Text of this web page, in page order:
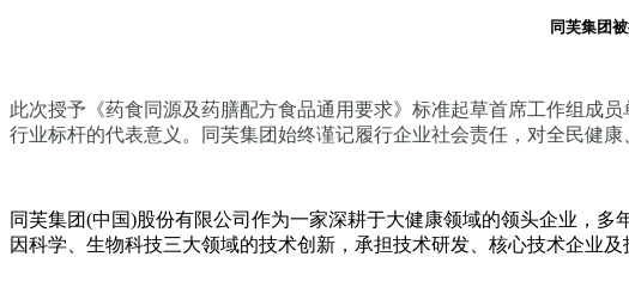
同芙集团
此次授予《药食同源及药膳配方食品通用要求》标准起草首席工作组成
行业标杆的代表意义。同芙集团始终谨记履行企业社会责任，对全民健
同芙集团(中国)股份有限公司作为一家深耕于大健康领域的领头企业，
因科学、生物科技三大领域的技术创新，承担技术研发、核心技术企业